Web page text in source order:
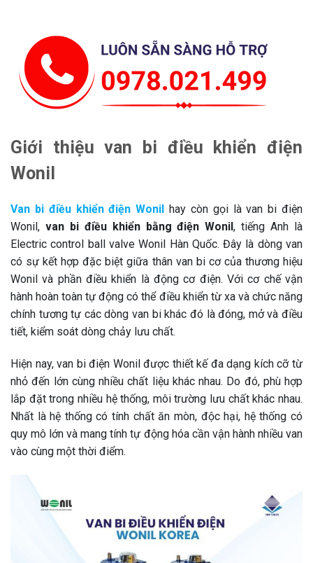
Giới thiệu van bi điều khiển điện
Wonil
Van bi điều khiển điện Wonil
hay còn gọi là van bi điện
Wonil, van bi điều khiển bằng điện Wonil, tiếng Anh là
Electric control ball valve Wonil Hàn Quốc. Đây là dòng van
có sự kết hợp đặc biệt giữa thân van bi cơ của thương hiệu
Wonil và phần điều khiển là động cơ điện. Với cơ chế vận
hành hoàn toàn tự động có thể điều khiển từ xa và chức năng
chính tương tự các dòng van bi khác đó là đóng, mở và điều
tiết, kiểm soát dòng chảy lưu chất.
Hiện nay, van bi điện Wonil được thiết kế đa dạng kích cỡ từ
nhỏ đến lớn cùng nhiều chất liệu khác nhau. Do đó, phù hợp
lắp đặt trong nhiều hệ thống, môi trường lưu chất khác nhau.
Nhất là hệ thống có tính chất ăn mòn, độc hại, hệ thống có
quy mô lớn và mang tính tự động hóa cần vận hành nhiều van
vào cùng một thời điểm.